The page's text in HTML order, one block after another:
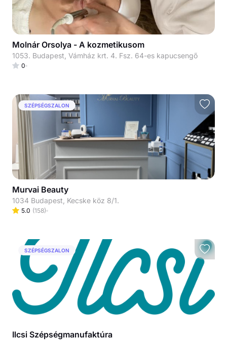
Molnár Orsolya - A kozmetikusom
1053. Budapest, Vámház krt. 4. Fsz. 64-es kapucsengő
0
SZÉPSÉGSZALON
Murvai Beauty
1034 Budapest, Kecske köz 8/1.
5.0 (158)
SZÉPSÉGSZALON
Ilcsi Szépségmanufaktúra